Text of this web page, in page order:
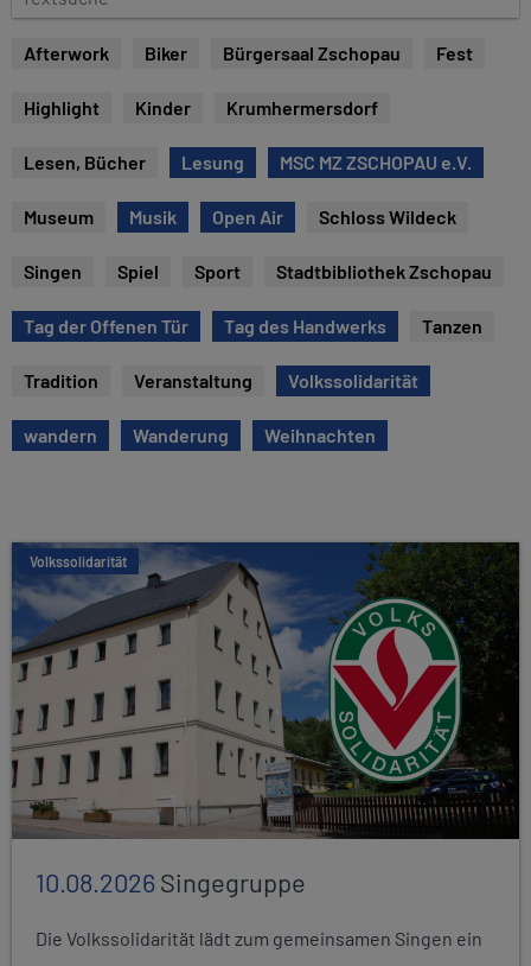
e
Afterwork Biker Bürgersaal Zschopau Fest
Highlight Kinder Krumhermersdorf
Lesen, Bücher Lesung MSC MZ ZSCHOPAU e.V.
Museum Musik Open Air Schloss Wildeck
Singen Spiel Sport Stadtbibliothek Zschopau
Tag der Offenen Tür Tag des Handwerks Tanzen
Tradition Veranstaltung Volkssolidarität
wandern Wanderung Weihnachten
Volkssolidarität
10.08.2026Singegruppe
Die Volkssolidarität lädt zum gemeinsamen Singen ein